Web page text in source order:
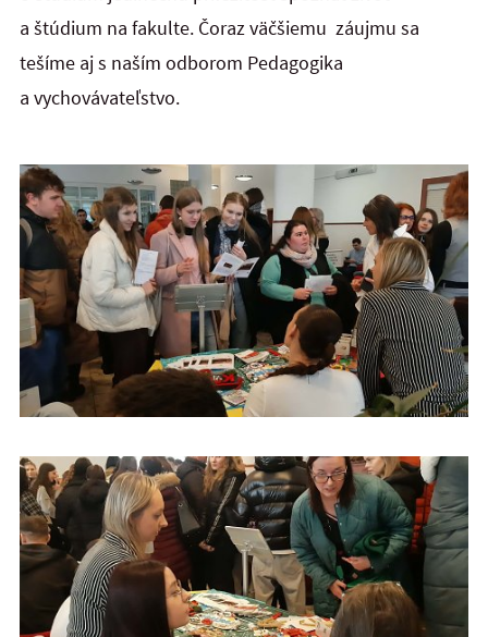
a štúdium na fakulte. Čoraz väčšiemu záujmu sa
tešíme aj s naším odborom Pedagogika
a vychovávateľstvo.